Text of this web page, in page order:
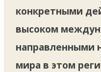
конкретными
высоком
направленными
мира в этом